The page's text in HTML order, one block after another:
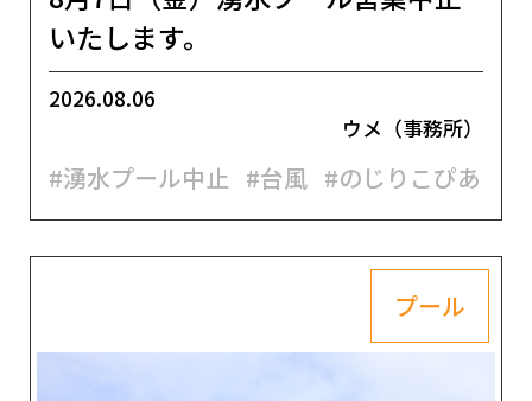
いたします。
2026.08.06
ウメ（事務所）
#湧水プール中止 #台風 #のじりこぴあ
プール